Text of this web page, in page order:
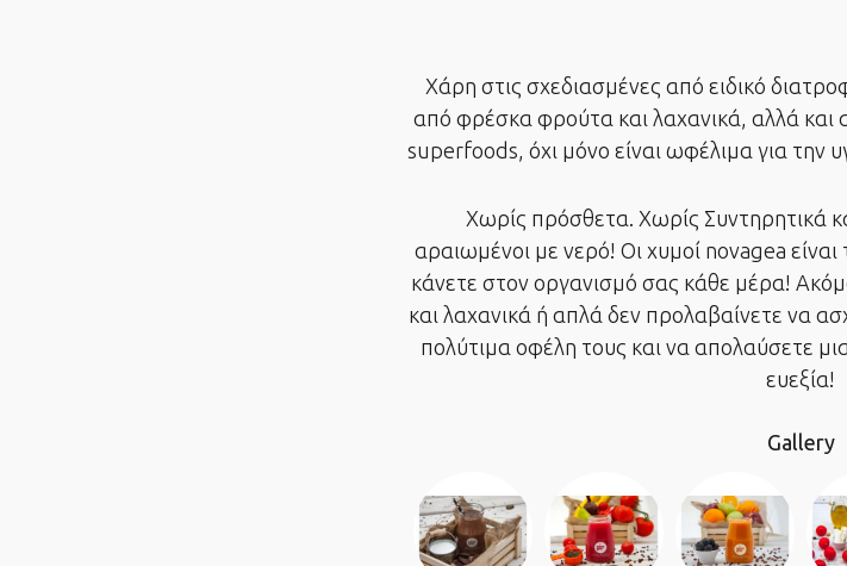
Χάρη στις σχεδιασμένες από ειδικό
από φρέσκα φρούτα και λαχανικά, αλλά και
superfoods, όχι μόνο είναι ωφέλιμα για την
Χωρίς πρόσθετα. Χωρίς Συντηρητικά
αραιωμένοι με νερό! Οι χυμοί novagea
κάνετε στον οργανισμό σας κάθε μέρα!
και λαχανικά ή απλά δεν προλαβαίνετε να
πολύτιμα οφέλη τους και να απολαύσετε
ευεξία!
Gallery